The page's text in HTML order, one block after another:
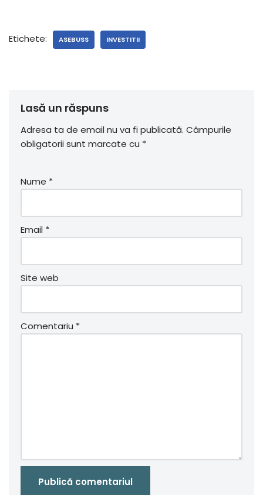
Etichete: ASEBUSS INVESTITII
Lasă un răspuns
Adresa ta de email nu va fi publicată. Câmpurile
obligatorii sunt marcate cu *
Nume *
Email *
Site web
Comentariu *